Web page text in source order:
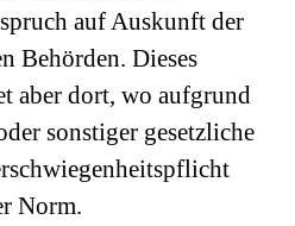
auf Auskunft der
Behörden. Dieses
aber dort, wo aufgrund
sonstiger gesetzliche
Norm.